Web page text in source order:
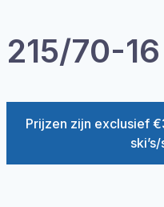
Prijzen zijn exclusief
215/70-16